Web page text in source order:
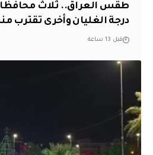
طقس العراق.. ثلاث
درجة الغليان وأخرى تقترب
قبل 13 ساعة